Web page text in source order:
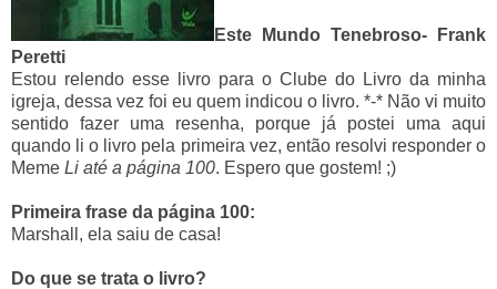
Este Mundo Tenebroso- Frank
Peretti
Estou relendo esse livro para o Clube do Livro da minha
igreja, dessa vez foi eu quem indicou o livro. *-* Não vi muito
sentido fazer uma resenha, porque já postei uma aqui
quando li o livro pela primeira vez, então resolvi responder o
Meme Li até a página 100. Espero que gostem! ;)
Primeira frase da página 100:
Marshall, ela saiu de casa!
Do que se trata o livro?